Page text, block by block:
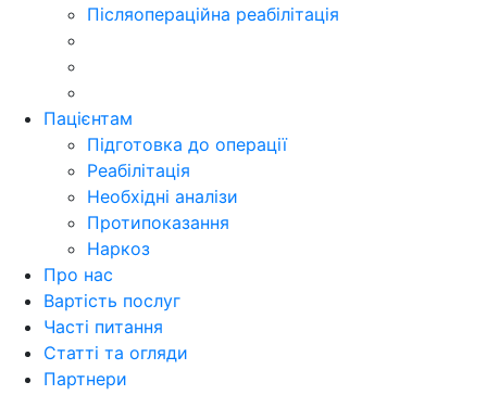
Післяопераційна реабілітація
Пацієнтам
Підготовка до операції
Реабілітація
Необхідні аналізи
Протипоказання
Наркоз
Про нас
Вартість послуг
Часті питання
Cтатті та огляди
Партнери